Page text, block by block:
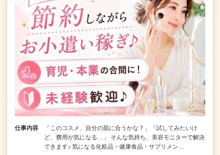
仕事内容
「このコスメ、自分の肌に合うかな？」「試してみたいけ
ど、費用が気になる…」 そんな気持ち、美容モニターで解決
できます♪ 気になる化粧品・健康食品・サプリメン…